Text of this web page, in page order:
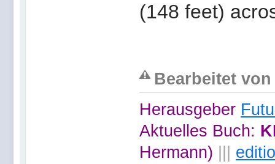
(148 feet)
Bearbeitet von
Herausgeber
Aktuelles Buch:
Hermann)